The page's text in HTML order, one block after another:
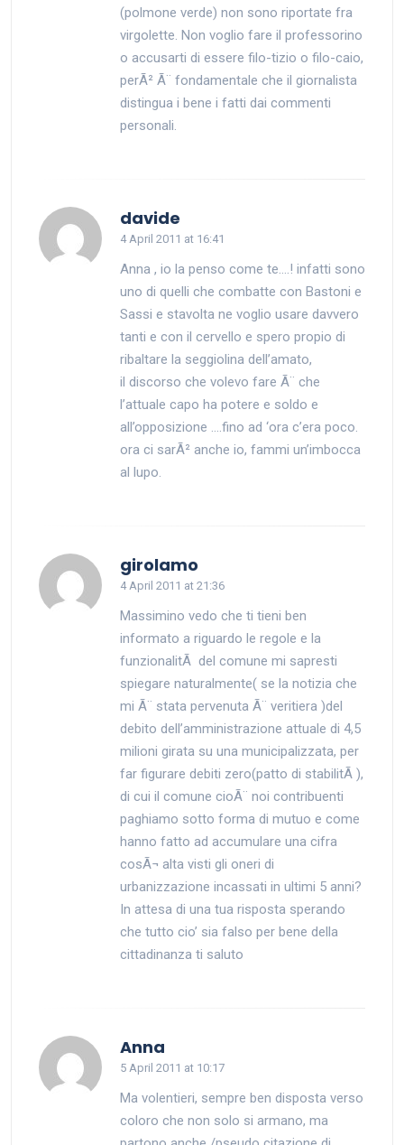
(polmone verde) non sono riportate fra
virgolette. Non voglio fare il professorino
o accusarti di essere filo-tizio o filo-caio,
perÃ² Ã¨ fondamentale che il giornalista
distingua i bene i fatti dai commenti
personali.
davide
4 April 2011 at 16:41
Anna , io la penso come te….! infatti sono
uno di quelli che combatte con Bastoni e
Sassi e stavolta ne voglio usare davvero
tanti e con il cervello e spero propio di
ribaltare la seggiolina dell’amato,
il discorso che volevo fare Ã¨ che
l’attuale capo ha potere e soldo e
all’opposizione ….fino ad ‘ora c’era poco.
ora ci sarÃ² anche io, fammi un’imbocca
al lupo.
girolamo
4 April 2011 at 21:36
Massimino vedo che ti tieni ben
informato a riguardo le regole e la
funzionalitÃ del comune mi sapresti
spiegare naturalmente( se la notizia che
mi Ã¨ stata pervenuta Ã¨ veritiera )del
debito dell’amministrazione attuale di 4,5
milioni girata su una municipalizzata, per
far figurare debiti zero(patto di stabilitÃ ),
di cui il comune cioÃ¨ noi contribuenti
paghiamo sotto forma di mutuo e come
hanno fatto ad accumulare una cifra
cosÃ¬ alta visti gli oneri di
urbanizzazione incassati in ultimi 5 anni?
In attesa di una tua risposta sperando
che tutto cio’ sia falso per bene della
cittadinanza ti saluto
Anna
5 April 2011 at 10:17
Ma volentieri, sempre ben disposta verso
coloro che non solo si armano, ma